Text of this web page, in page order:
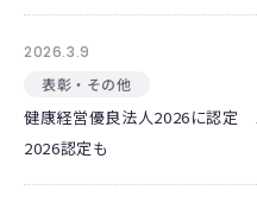
2026.3.9
表彰・その他
健康経営優良法人2026に認定
2026認定も